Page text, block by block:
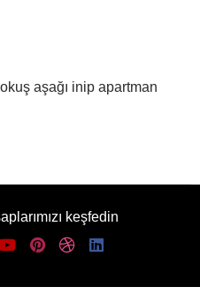
aşağı inip apartman
keşfedin